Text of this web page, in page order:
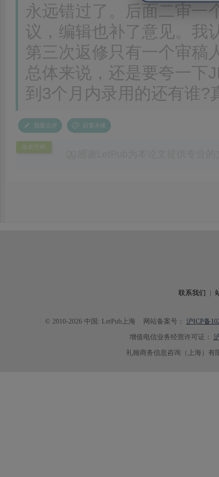
永远错过了。后面二审一
议，编辑也补了意见。我
第三次返修只有一个审稿
总体来说，还是要夸一下
到3个月内录用的还有谁?
我要点评 回复本楼
发表范例
联系我们
© 2010-2026 中国: LetPub上海 网站备案号： 沪ICP备
增值电信业务经营许可证：
礼翰商务信息咨询（上海）